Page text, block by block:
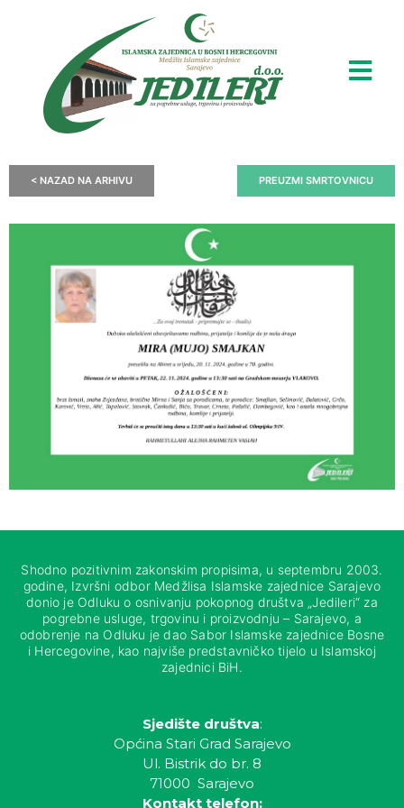
< NAZAD NA ARHIVU PREUZMI SMRTOVNICU
Shodno pozitivnim zakonskim propisima, u septembru 2003.
godine, Izvršni odbor Medžlisa Islamske zajednice Sarajevo
donio je Odluku o osnivanju pokopnog društva „Jedileri“ za
pogrebne usluge, trgovinu i proizvodnju – Sarajevo, a
odobrenje na Odluku je dao Sabor Islamske zajednice Bosne
i Hercegovine, kao najviše predstavničko tijelo u Islamskoj
zajednici BiH.
Sjedište društva:
Općina Stari Grad Sarajevo
Ul. Bistrik do br. 8
71000 Sarajevo
Kontakt telefon: